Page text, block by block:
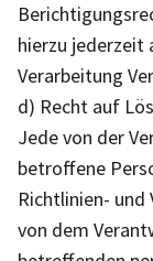
hierzu jederzeit
Verarbeitung
d) Recht auf
Jede von der
betroffene
Richtlinien-
von dem